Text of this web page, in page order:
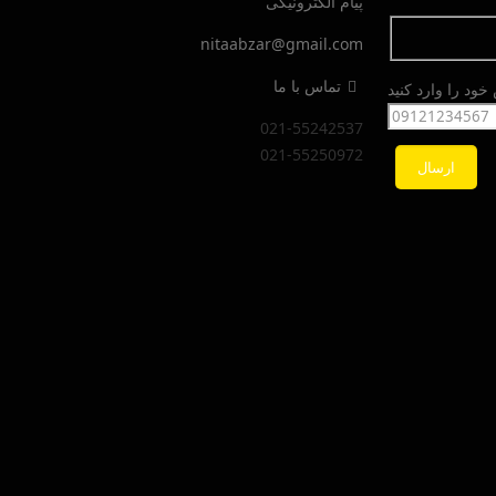
را وارد کنید
nitaabzar@gmail.com
تماس با ما
021-55242537
021-55250972